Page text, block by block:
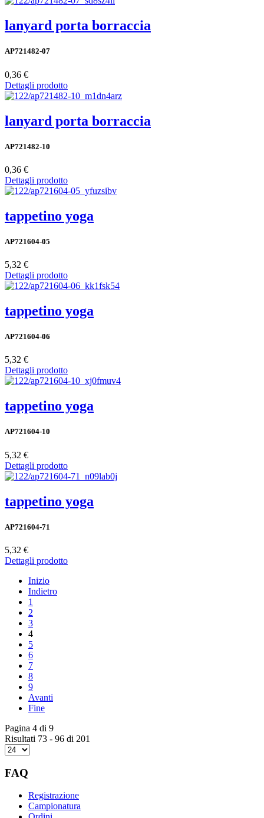
lanyard porta borraccia
AP721482-07
0,36 €
Dettagli prodotto
lanyard porta borraccia
AP721482-10
0,36 €
Dettagli prodotto
tappetino yoga
AP721604-05
5,32 €
Dettagli prodotto
tappetino yoga
AP721604-06
5,32 €
Dettagli prodotto
tappetino yoga
AP721604-10
5,32 €
Dettagli prodotto
tappetino yoga
AP721604-71
5,32 €
Dettagli prodotto
Inizio
Indietro
1
2
3
4
5
6
7
8
9
Avanti
Fine
Pagina 4 di 9
Risultati 73 - 96 di 201
FAQ
Registrazione
Campionatura